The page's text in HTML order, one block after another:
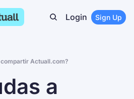
Login Sign Up
Actuall.com?
a